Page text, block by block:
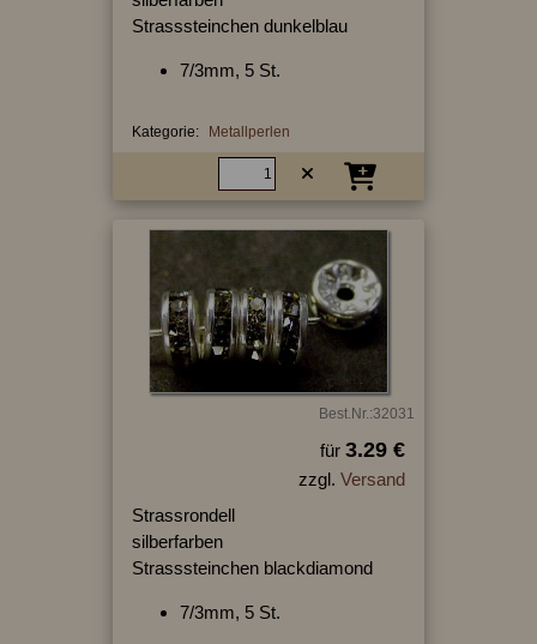
Strasssteinchen dunkelblau
7/3mm, 5 St.
Kategorie: Metallperlen
Best.Nr.:32031
für 3.29 €
zzgl. Versand
Strassrondell
silberfarben
Strasssteinchen blackdiamond
7/3mm, 5 St.